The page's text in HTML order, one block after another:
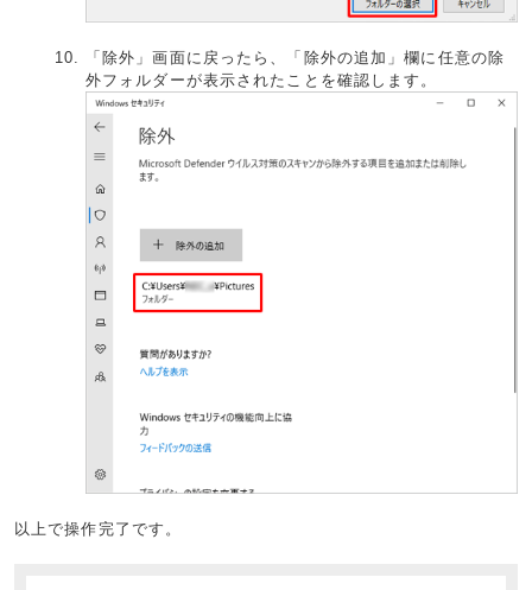
「除外」画面に戻ったら、「除外の追加」欄に任意の除
外フォルダーが表示されたことを確認します。
以上で操作完了です。